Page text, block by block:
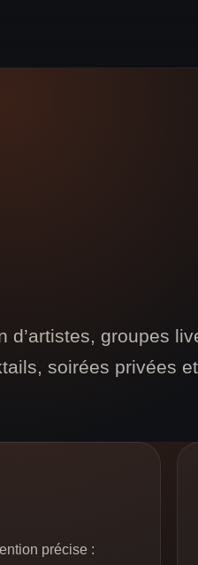
d’artistes, groupes
soirées privées
précise :